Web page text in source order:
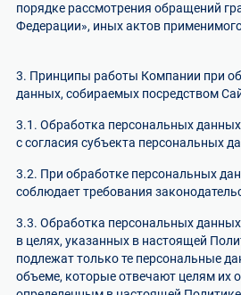
порядке рассмотрения обращений
Федерации», иных актов
3. Принципы работы Компании при
данных, собираемых посредством
3.1. Обработка персональных
с согласия субъекта персональных
3.2. При обработке персональных
соблюдает требования
3.3. Обработка персональных
в целях, указанных в настоящей
подлежат только те персональные
объеме, которые отвечают целям их